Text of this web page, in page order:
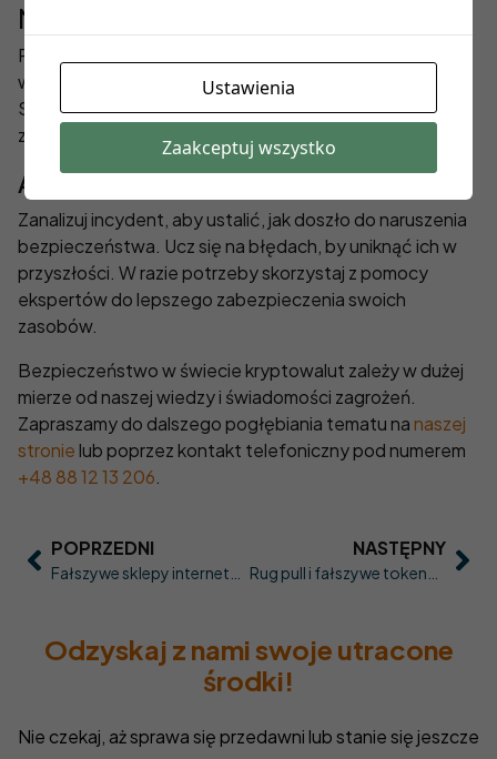
Niezwłoczne działanie
Po dokonanym incydencie niezwłocznie zmień
wszystkie hasła i zabezpieczenia do swoich kont.
Skontaktuj się też z giełdą lub dostawcą portfela, by
zgłosić zdarzenie.
Analiza i nauka na błędach
Zanalizuj incydent, aby ustalić, jak doszło do naruszenia
bezpieczeństwa. Ucz się na błędach, by uniknąć ich w
przyszłości. W razie potrzeby skorzystaj z pomocy
ekspertów do lepszego zabezpieczenia swoich
zasobów.
Bezpieczeństwo w świecie kryptowalut zależy w dużej
mierze od naszej wiedzy i świadomości zagrożeń.
Zapraszamy do dalszego pogłębiania tematu nanaszej
stronie lub poprzez kontakt telefoniczny pod numerem
+48 88 12 13 206.
POPRZEDNI NASTĘPNY
Odzyskaj z nami swoje utracone
środki!
Nie czekaj, aż sprawa się przedawni lub stanie się jeszcze
Ustawienia
Zaakceptuj wszystko